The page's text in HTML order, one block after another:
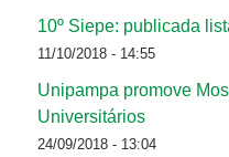
10º Siepe: publicada
11/10/2018 - 14:55
Unipampa promove
Universitários
24/09/2018 - 13:04